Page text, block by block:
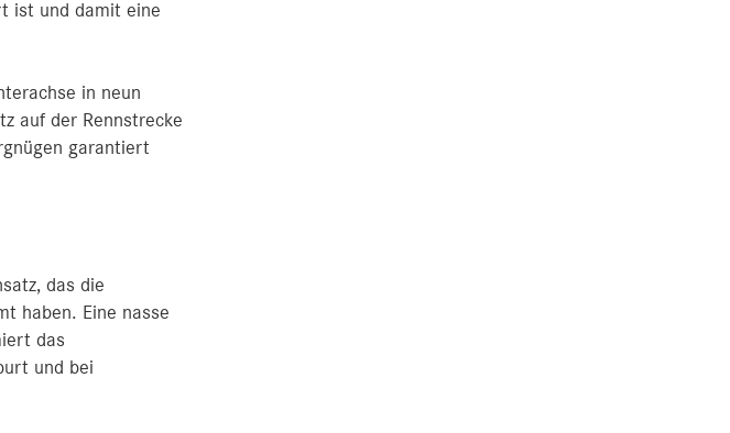
ist und damit eine
in neun
auf der Rennstrecke
garantiert
das die
haben. Eine nasse
das
und bei